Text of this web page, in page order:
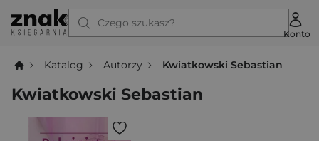
Czego szukasz?
Konto
Katalog Autorzy Kwiatkowski Sebastian
Kwiatkowski Sebastian